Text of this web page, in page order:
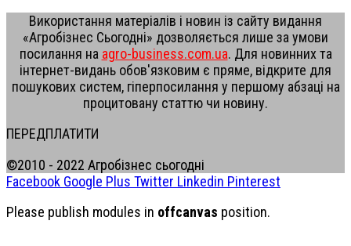
Використання матеріалів і новин із сайту видання
«Агробізнес Сьогодні» дозволяється лише за умови
посилання на agro-business.com.ua. Для новинних та
інтернет-видань обов'язковим є пряме, відкрите для
пошукових систем, гіперпосилання у першому абзаці на
процитовану статтю чи новину.
ПЕРЕДПЛАТИТИ
©2010 - 2022 Агробізнес сьогодні
Facebook Google Plus Twitter Linkedin Pinterest
Please publish modules in offcanvas position.